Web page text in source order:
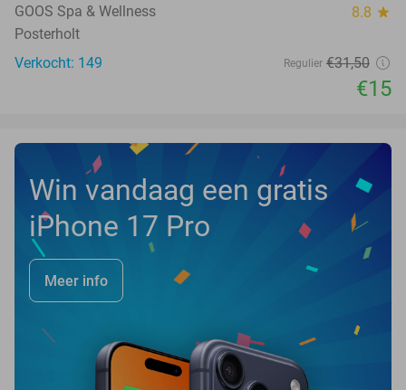
TODAY
GOOS Spa & Wellness 8.8 star
Posterholt
Verkocht: 149
Regulier €31,50
€15
Win vandaag een gratis
iPhone 17 Pro
Meer info